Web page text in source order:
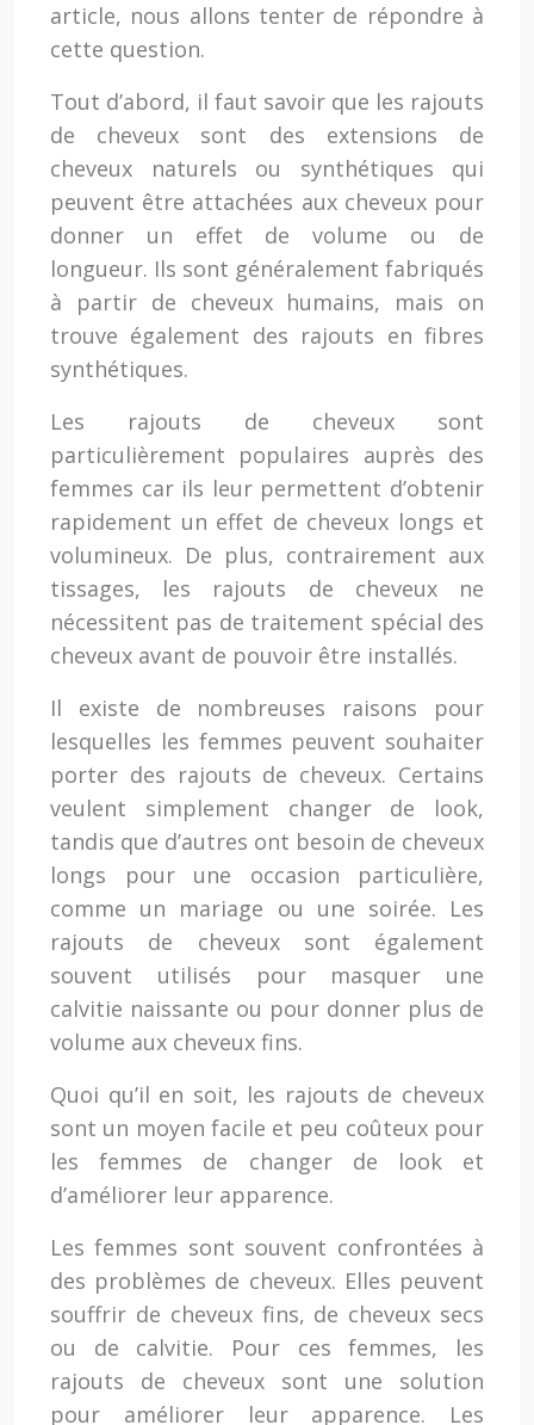
article, nous allons tenter de répondre à
cette question.
Tout d’abord, il faut savoir que les rajouts
de cheveux sont des extensions de
cheveux naturels ou synthétiques qui
peuvent être attachées aux cheveux pour
donner un effet de volume ou de
longueur. Ils sont généralement fabriqués
à partir de cheveux humains, mais on
trouve également des rajouts en fibres
synthétiques.
Les rajouts de cheveux sont
particulièrement populaires auprès des
femmes car ils leur permettent d’obtenir
rapidement un effet de cheveux longs et
volumineux. De plus, contrairement aux
tissages, les rajouts de cheveux ne
nécessitent pas de traitement spécial des
cheveux avant de pouvoir être installés.
Il existe de nombreuses raisons pour
lesquelles les femmes peuvent souhaiter
porter des rajouts de cheveux. Certains
veulent simplement changer de look,
tandis que d’autres ont besoin de cheveux
longs pour une occasion particulière,
comme un mariage ou une soirée. Les
rajouts de cheveux sont également
souvent utilisés pour masquer une
calvitie naissante ou pour donner plus de
volume aux cheveux fins.
Quoi qu’il en soit, les rajouts de cheveux
sont un moyen facile et peu coûteux pour
les femmes de changer de look et
d’améliorer leur apparence.
Les femmes sont souvent confrontées à
des problèmes de cheveux. Elles peuvent
souffrir de cheveux fins, de cheveux secs
ou de calvitie. Pour ces femmes, les
rajouts de cheveux sont une solution
pour améliorer leur apparence. Les